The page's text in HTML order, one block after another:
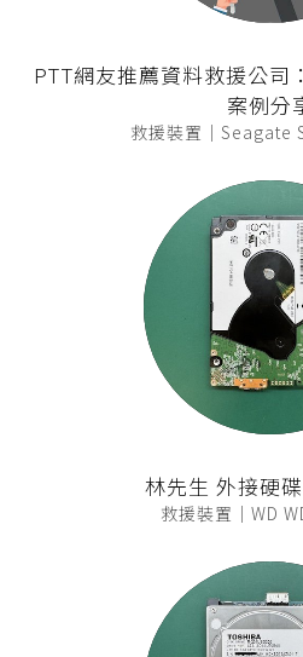
PTT網友推薦資料救援公司
案例分
救援裝置｜Seagate
林先生 外接硬
救援裝置｜WD